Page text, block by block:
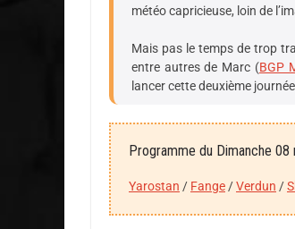
météo capricieuse, loin de
Mais pas le temps de trop
entre autres de Marc (BGP
lancer cette deuxième
Programme du Dimanche 08
Yarostan / Fange /Verdun /